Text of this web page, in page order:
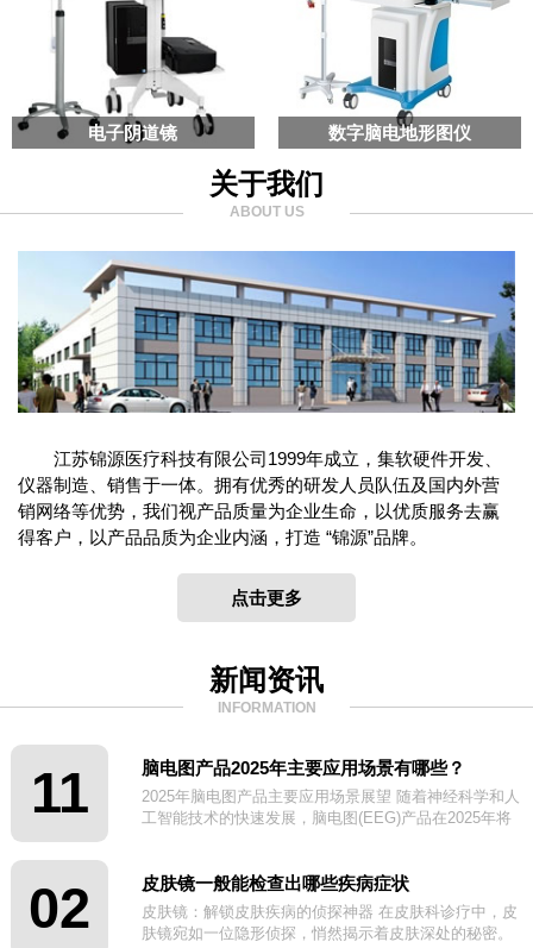
电子阴道镜 数字脑电地形图仪
关于我们
ABOUT US
江苏锦源医疗科技有限公司1999年成立，集软硬件开发、
仪器制造、销售于一体。拥有优秀的研发人员队伍及国内外营
销网络等优势，我们视产品质量为企业生命，以优质服务去赢
得客户，以产品品质为企业内涵，打造 “锦源”品牌。
点击更多
新闻资讯
INFORMATION
11 脑电图产品2025年主要应用场景有哪些？
2025年脑电图产品主要应用场景展望 随着神经科学和人
工智能技术的快速发展，脑电图(EEG)产品在2025年将
02 皮肤镜一般能检查出哪些疾病症状
皮肤镜：解锁皮肤疾病的侦探神器 在皮肤科诊疗中，皮
肤镜宛如一位隐形侦探，悄然揭示着皮肤深处的秘密。